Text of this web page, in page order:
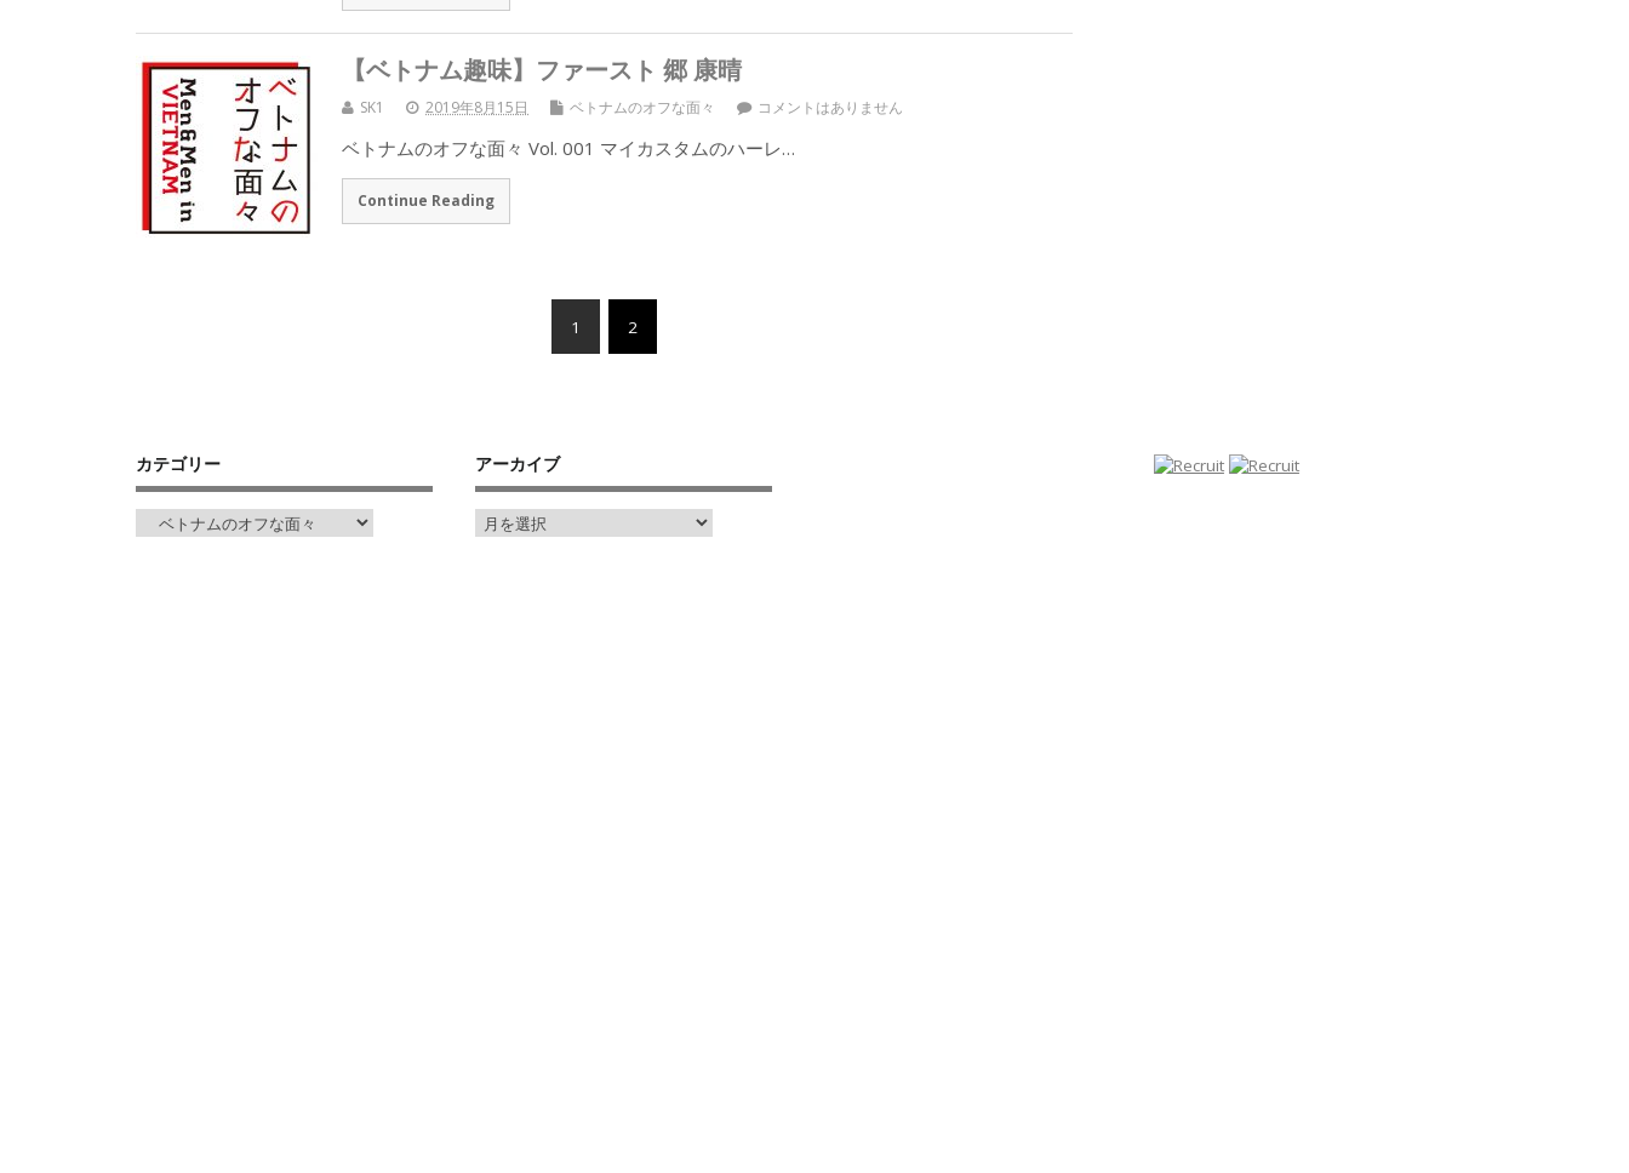
【ベトナム趣味】ファースト 郷 康晴
SK1 2019年8月15日 ベトナムのオフな面々 コメントはありません
ベトナムのオフな面々 Vol. 001 マイカスタムのハーレ…
Continue Reading
1 2
カテゴリー アーカイブ